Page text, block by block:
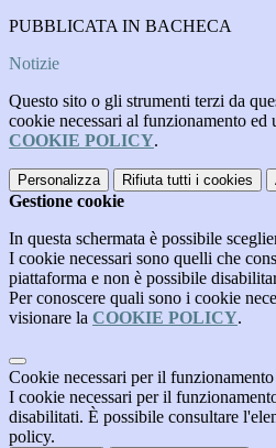
PUBBLICATA IN BACHECA
Notizie
Questo sito o gli strumenti terzi da
cookie necessari al funzionamento
COOKIE POLICY.
Personalizza Rifiuta tutti i cookies
Gestione cookie
In questa schermata è possibile
I cookie necessari sono quelli che
piattaforma e non è possibile
Per conoscere quali sono i cookie
visionare la COOKIE POLICY.
Cookie necessari per il funzionamento
I cookie necessari per il
disabilitati. È possibile consultare
policy.